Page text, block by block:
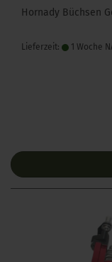
Hornady Büchsen
Lieferzeit: 1 Woche